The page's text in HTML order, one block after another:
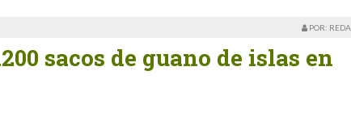
POR:
sacos de guano de islas en